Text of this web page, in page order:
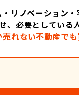
リノベーション・
必要としている
売れない不動産で